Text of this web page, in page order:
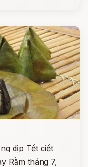
dịp Tết giết
Rằm tháng 7,